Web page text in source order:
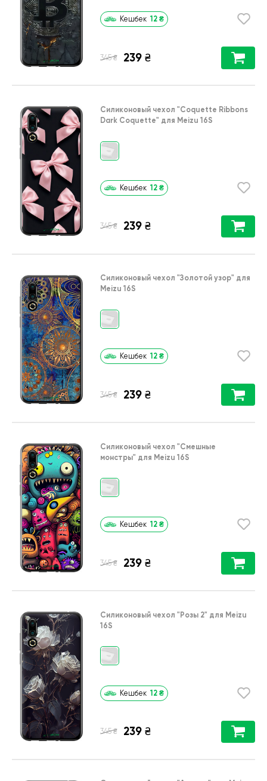
Кешбек 12 ₴
345 ₴ 239 ₴
Силиконовый чехол "Coquette Ribbons
Dark Coquette" для Meizu 16S
Кешбек 12 ₴
345 ₴ 239 ₴
Силиконовый чехол "Золотой узор" для
Meizu 16S
Кешбек 12 ₴
345 ₴ 239 ₴
Силиконовый чехол "Cмешные
монстры" для Meizu 16S
Кешбек 12 ₴
345 ₴ 239 ₴
Силиконовый чехол "Розы 2" для Meizu
16S
Кешбек 12 ₴
345 ₴ 239 ₴